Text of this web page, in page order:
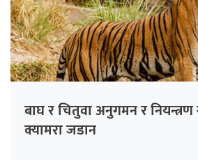
बाघ र चितुवा अनुगमन र
क्यामरा जडान